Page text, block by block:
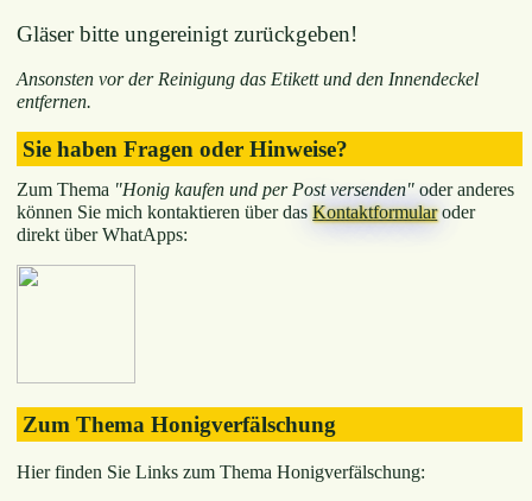
Gläser bitte ungereinigt zurückgeben!
Ansonsten vor der Reinigung das Etikett und den Innendeckel
entfernen.
Sie haben Fragen oder Hinweise?
Zum Thema "Honig kaufen und per Post versenden" oder anderes
können Sie mich kontaktieren über dasKontaktformularoder
direkt über WhatApps:
Zum Thema Honigverfälschung
Hier finden Sie Links zum Thema Honigverfälschung: